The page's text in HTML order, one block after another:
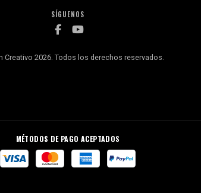
SÍGUENOS
Creativo 2026. Todos los derechos reservados.
MÉTODOS DE PAGO ACEPTADOS